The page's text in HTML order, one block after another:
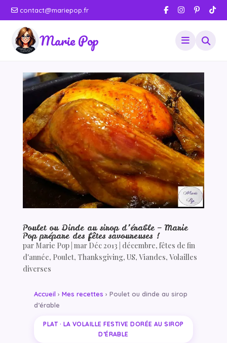
contact@mariepop.fr
Marie Pop
Poulet ou Dinde au sirop d’érable – Marie
Pop prépare des fêtes savoureuses !
par Marie Pop| mar Déc 2013 décembre, fêtes de fin
d'année, Poulet, Thanksgiving, US, Viandes, Volailles
diverses
Accueil › Mes recettes › Poulet ou dinde au sirop
d’érable
PLAT · LA VOLAILLE FESTIVE DORÉE AU SIROP
D’ÉRABLE